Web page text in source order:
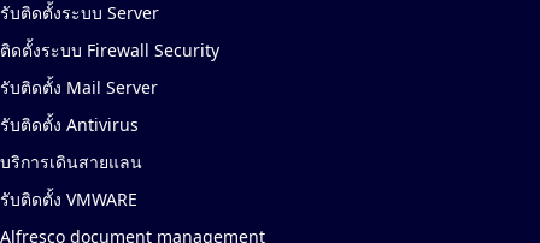
รับติดตั้งระบบ Server
ติดตั้งระบบ Firewall Security
รับติดตั้ง Mail Server
รับติดตั้ง Antivirus
บริการเดินสายแลน
รับติดตั้ง VMWARE
Alfresco document management